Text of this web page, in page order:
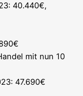
40.440€,
mit nun 10
47.690€